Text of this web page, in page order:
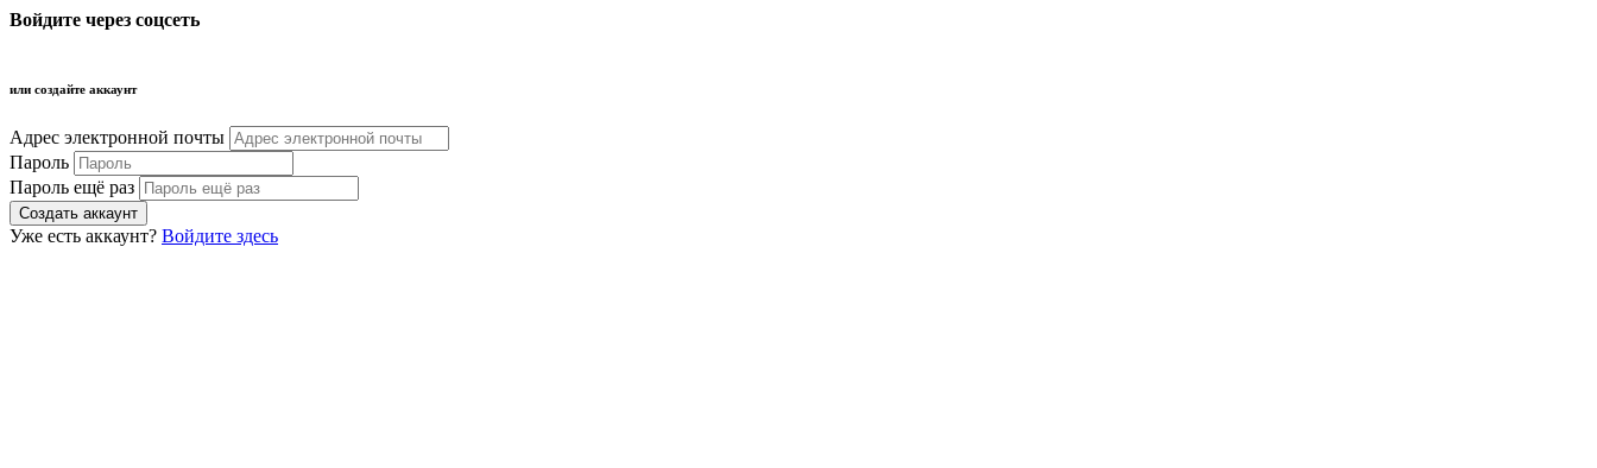
Войдите через соцсеть
или создайте аккаунт
Адрес электронной почты
Пароль
Пароль ещё раз
Уже есть аккаунт? Войдите здесь